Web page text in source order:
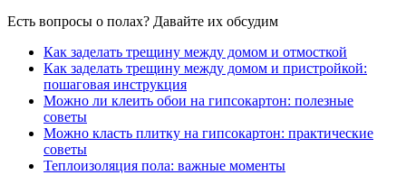
Есть вопросы о полах? Давайте их обсудим
Как заделать трещину между домом и отмосткой
Как заделать трещину между домом и пристройкой:
пошаговая инструкция
Можно ли клеить обои на гипсокартон: полезные
советы
Можно класть плитку на гипсокартон: практические
советы
Теплоизоляция пола: важные моменты